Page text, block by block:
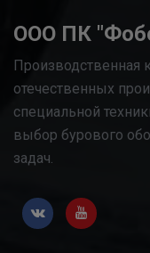
ООО ПК
отечественных
специальной
выбор бурового
задач.